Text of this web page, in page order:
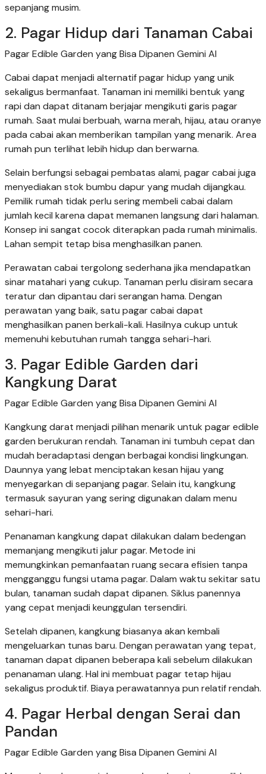
sepanjang musim.
2. Pagar Hidup dari Tanaman Cabai
Pagar Edible Garden yang Bisa Dipanen Gemini AI
Cabai dapat menjadi alternatif pagar hidup yang unik
sekaligus bermanfaat. Tanaman ini memiliki bentuk yang
rapi dan dapat ditanam berjajar mengikuti garis pagar
rumah. Saat mulai berbuah, warna merah, hijau, atau oranye
pada cabai akan memberikan tampilan yang menarik. Area
rumah pun terlihat lebih hidup dan berwarna.
Selain berfungsi sebagai pembatas alami, pagar cabai juga
menyediakan stok bumbu dapur yang mudah dijangkau.
Pemilik rumah tidak perlu sering membeli cabai dalam
jumlah kecil karena dapat memanen langsung dari halaman.
Konsep ini sangat cocok diterapkan pada rumah minimalis.
Lahan sempit tetap bisa menghasilkan panen.
Perawatan cabai tergolong sederhana jika mendapatkan
sinar matahari yang cukup. Tanaman perlu disiram secara
teratur dan dipantau dari serangan hama. Dengan
perawatan yang baik, satu pagar cabai dapat
menghasilkan panen berkali-kali. Hasilnya cukup untuk
memenuhi kebutuhan rumah tangga sehari-hari.
3. Pagar Edible Garden dari
Kangkung Darat
Pagar Edible Garden yang Bisa Dipanen Gemini AI
Kangkung darat menjadi pilihan menarik untuk pagar edible
garden berukuran rendah. Tanaman ini tumbuh cepat dan
mudah beradaptasi dengan berbagai kondisi lingkungan.
Daunnya yang lebat menciptakan kesan hijau yang
menyegarkan di sepanjang pagar. Selain itu, kangkung
termasuk sayuran yang sering digunakan dalam menu
sehari-hari.
Penanaman kangkung dapat dilakukan dalam bedengan
memanjang mengikuti jalur pagar. Metode ini
memungkinkan pemanfaatan ruang secara efisien tanpa
mengganggu fungsi utama pagar. Dalam waktu sekitar satu
bulan, tanaman sudah dapat dipanen. Siklus panennya
yang cepat menjadi keunggulan tersendiri.
Setelah dipanen, kangkung biasanya akan kembali
mengeluarkan tunas baru. Dengan perawatan yang tepat,
tanaman dapat dipanen beberapa kali sebelum dilakukan
penanaman ulang. Hal ini membuat pagar tetap hijau
sekaligus produktif. Biaya perawatannya pun relatif rendah.
4. Pagar Herbal dengan Serai dan
Pandan
Pagar Edible Garden yang Bisa Dipanen Gemini AI